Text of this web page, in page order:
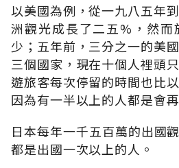
以美國為例，從一九八五年
洲觀光成長了二五%，然而
少；五年前，三分之一的美
三個國家，現在十個人裡頭
遊旅客每次停留的時間也比
因為有一半以上的人都是會
日本每年一千五百萬的出國
都是出國一次以上的人。